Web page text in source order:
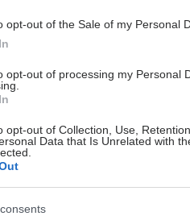
opt-out of the Sale of my Personal
opt-out of processing my Personal
opt-out of Collection, Use,
Data that Is Unrelated with
ασθενών.
για τις